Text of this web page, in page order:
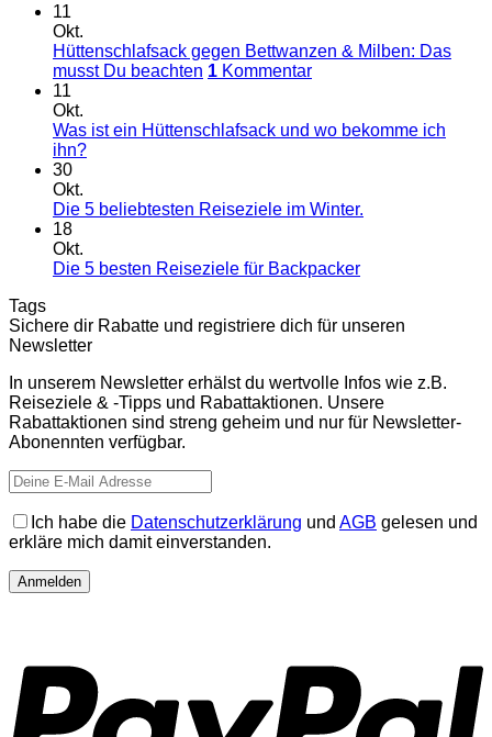
11
Okt.
Hüttenschlafsack gegen Bettwanzen & Milben: Das
musst Du beachten 1 Kommentar
11
Okt.
Was ist ein Hüttenschlafsack und wo bekomme ich
ihn?
30
Okt.
Die 5 beliebtesten Reiseziele im Winter.
18
Okt.
Die 5 besten Reiseziele für Backpacker
Tags
Sichere dir Rabatte und registriere dich für unseren
Newsletter
In unserem Newsletter erhälst du wertvolle Infos wie z.B.
Reiseziele & -Tipps und Rabattaktionen. Unsere
Rabattaktionen sind streng geheim und nur für Newsletter-
Abonennten verfügbar.
Ich habe die Datenschutzerklärung und AGB gelesen und
erkläre mich damit einverstanden.